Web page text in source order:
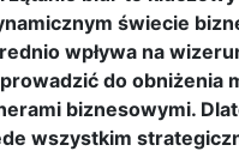
świecie
wpływa na
do obniżenia
biznesowymi.
wszystkim